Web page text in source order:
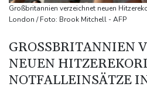
Skoda Kodiaq gegen VW Tayron:
Leagues Cup: Müller mit
Großbritannien verzeichnet neuen
London / Foto: Brook Mitchell - AFP
GROSSBRITANNIEN
EUEN HITZEREKORD
OTFALLEINSÄTZE IN